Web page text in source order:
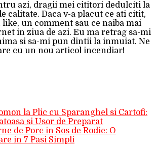
azi, dragii mei cititori dedulciti la
calitate. Daca v-a placut ce ati citit,
un comment sau ce naiba mai
in ziua de azi. Eu ma retrag sa-mi
si sa-mi pun dintii la inmuiat. Ne
cu un nou articol incendiar!
la Plic cu Sparanghel si Cartofi:
si Usor de Preparat
de Porc in Sos de Rodie: O
in 7 Pasi Simpli